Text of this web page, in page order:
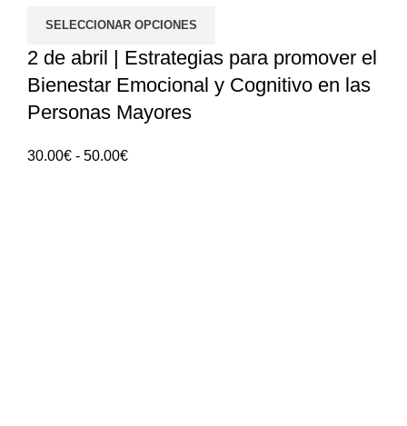
SELECCIONAR OPCIONES
2 de abril | Estrategias para promover el
Bienestar Emocional y Cognitivo en las
Personas Mayores
30.00€ - 50.00€Rango